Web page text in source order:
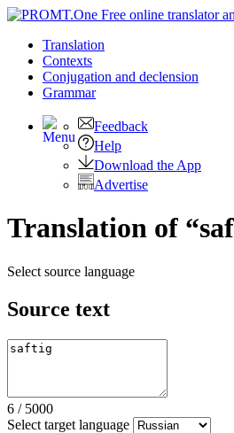
Translation
Contexts
Conjugation and declension
Grammar
Feedback
Help
Download the App
Advertise
Translation of
Select source language
Source text
6 / 5000
Select target language